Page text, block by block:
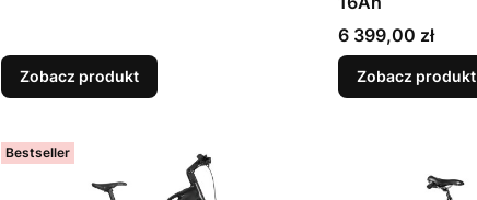
Zobacz produkt
Cena
6 399,00 zł
Zobacz produkt
Bestseller